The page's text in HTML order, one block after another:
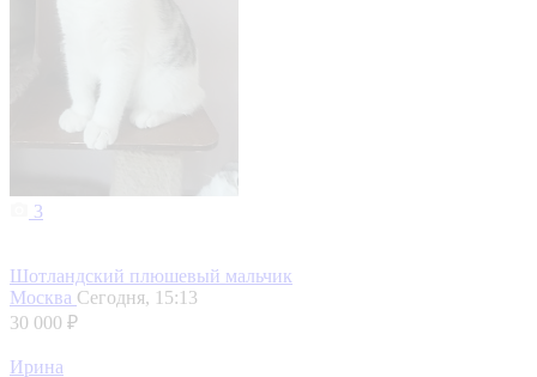
3
Шотландский плюшевый мальчик
Москва Сегодня, 15:13
30 000 ₽
Ирина